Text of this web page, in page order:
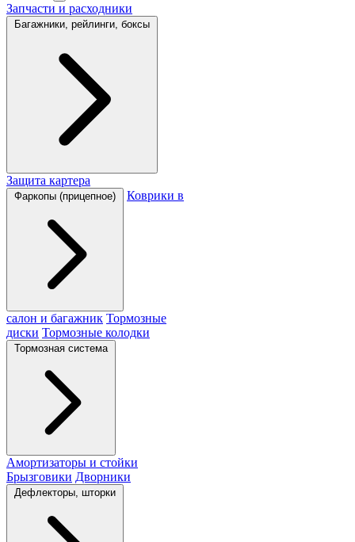
Запчасти и расходники
Багажники, рейлинги, боксы
Защита картера
Фаркопы (прицепное) Коврики в
салон и багажник Тормозные
диски Тормозные колодки
Тормозная система
Амортизаторы и стойки
Брызговики Дворники
Дефлекторы, шторки